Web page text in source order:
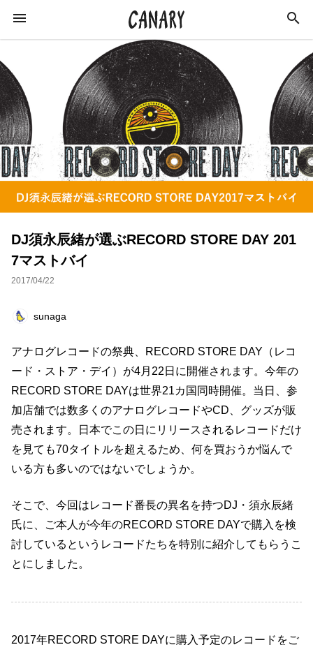
KEYWORD
キーワード
カルチャー 学び ラジオ イベント
ライフスタイル ビジネス インタビュー
エンターテインメント スキルアップ
俳優 特集
スピリチュアル おすすめサロン オフ会
オフ会レポート タレント 結婚 読書
仕事術 ファンクラブ
キーワード一覧
DJ須永辰緒が選ぶRECORD STORE DAY 201
7マストバイ
2017/04/22
sunaga
アナログレコードの祭典、RECORD STORE DAY（レコ
ード・ストア・デイ）が4月22日に開催されます。今年の
RECORD STORE DAYは世界21カ国同時開催。当日、参
加店舗では数多くのアナログレコードやCD、グッズが販
売されます。日本でこの日にリリースされるレコードだけ
を見ても70タイトルを超えるため、何を買おうか悩んで
いる方も多いのではないでしょうか。
そこで、今回はレコード番長の異名を持つDJ・須永辰緒
氏に、ご本人が今年のRECORD STORE DAYで購入を検
討しているというレコードたちを特別に紹介してもらうこ
とにしました。
2017年RECORD STORE DAYに購入予定のレコードをご